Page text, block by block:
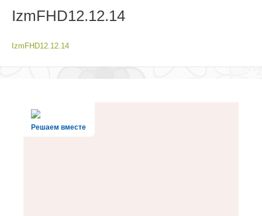
IzmFHD12.12.14
IzmFHD12.12.14
Решаем вместе